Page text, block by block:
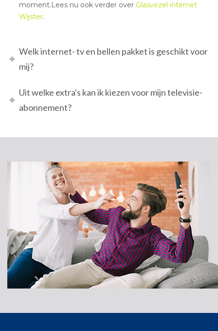
moment.Lees nu ook verder over Glasvezel internet
Wijster.
Welk internet- tv en bellen pakket is geschikt voor
mij?
Uit welke extra's kan ik kiezen voor mijn televisie-
abonnement?